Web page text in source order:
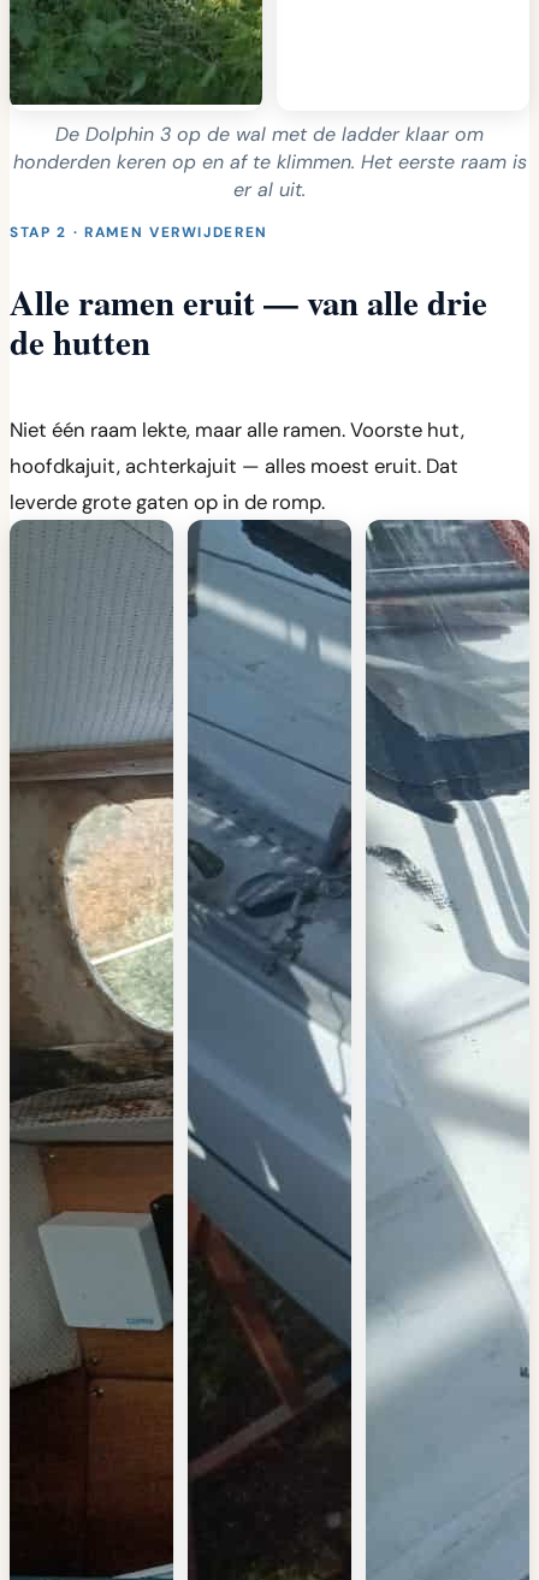
De Dolphin 3 op de wal met de ladder klaar om
honderden keren op en af te klimmen. Het eerste raam is
er al uit.
STAP 2 · RAMEN VERWIJDEREN
Alle ramen eruit — van alle drie
de hutten
Niet één raam lekte, maar alle ramen. Voorste hut,
hoofdkajuit, achterkajuit — alles moest eruit. Dat
leverde grote gaten op in de romp.